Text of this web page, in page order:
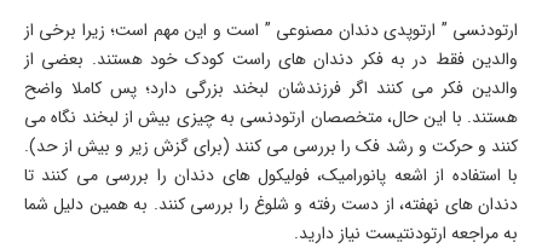
ارتودنسی ” ارتوپدی دندان مصنوعی ” است و این مهم است؛ زیرا برخی از
والدین فقط در به فکر دندان های راست کودک خود هستند. بعضی از
والدین فکر می کنند اگر فرزندشان لبخند بزرگی دارد؛ پس کاملا واضح
هستند. با این حال، متخصصان ارتودنسی به چیزی بیش از لبخند نگاه می
کنند و حرکت و رشد فک را بررسی می کنند (برای گزش زیر و بیش از حد).
با استفاده از اشعه پانورامیک، فولیکول های دندان را بررسی می کنند تا
دندان های نهفته، از دست رفته و شلوغ را بررسی کنند. به همین دلیل شما
به مراجعه ارتودنتیست نیاز دارید.